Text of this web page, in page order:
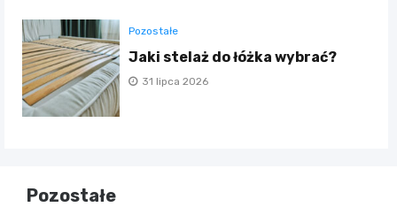
Pozostałe
Jaki stelaż do łóżka wybrać?
31 lipca 2026
Pozostałe